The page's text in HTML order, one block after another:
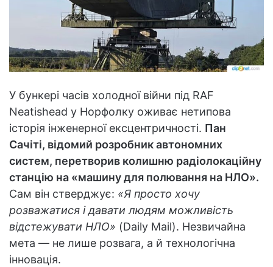
У бункері часів холодної війни під RAF
Neatishead у Норфолку оживає нетипова
історія інженерної ексцентричності. Пан
Сачіті, відомий розробник автономних
систем, перетворив колишню радіолокаційну
станцію на «машину для полювання на НЛО».
Сам він стверджує: «Я просто хочу
розважатися і давати людям можливість
відстежувати НЛО» (Daily Mail). Незвичайна
мета — не лише розвага, а й технологічна
інновація.